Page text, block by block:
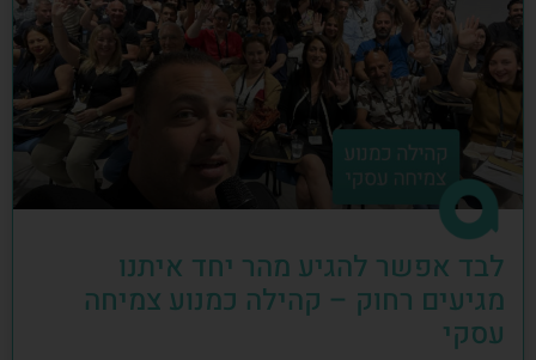
לבד אפשר להגיע מהר יחד איתנו
מגיעים רחוק – קהילה כמנוע צמיחה
עסקי